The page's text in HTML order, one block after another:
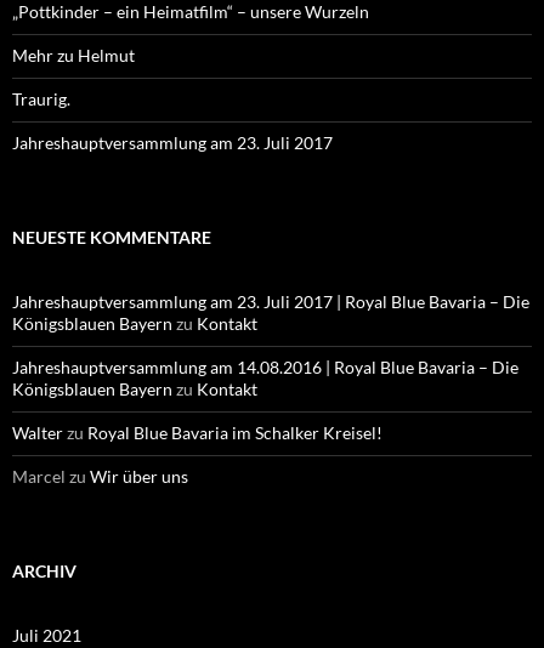
„Pottkinder – ein Heimatfilm“ – unsere Wurzeln
Mehr zu Helmut
Traurig.
Jahreshauptversammlung am 23. Juli 2017
NEUESTE KOMMENTARE
Jahreshauptversammlung am 23. Juli 2017 | Royal Blue Bavaria – Die
Königsblauen Bayern zu Kontakt
Jahreshauptversammlung am 14.08.2016 | Royal Blue Bavaria – Die
Königsblauen Bayern zu Kontakt
Walterzu Royal Blue Bavaria im Schalker Kreisel!
Marcel zu Wir über uns
ARCHIV
Juli 2021